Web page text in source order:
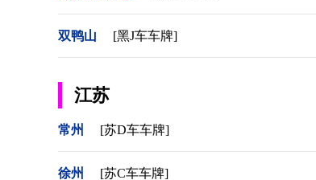
双鸭山 [黑J车车牌]
江苏
常州 [苏D车车牌]
徐州 [苏C车车牌]